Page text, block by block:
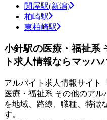
関屋駅(新潟)
柏崎駅
東柏崎駅
小針駅の医療・福祉系
ト求人情報ならマッハ
アルバイト求人情報サイト
医療・福祉系 その他のア
を地域、路線、職種、特徴
す。